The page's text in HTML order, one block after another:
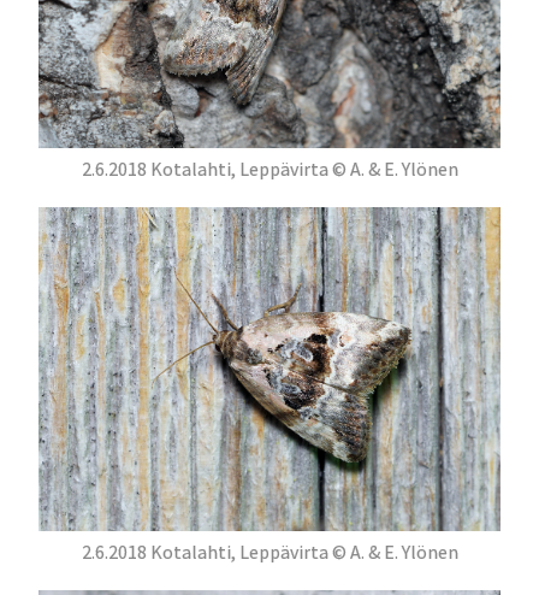
2.6.2018 Kotalahti, Leppävirta © A. & E. Ylönen
2.6.2018 Kotalahti, Leppävirta © A. & E. Ylönen